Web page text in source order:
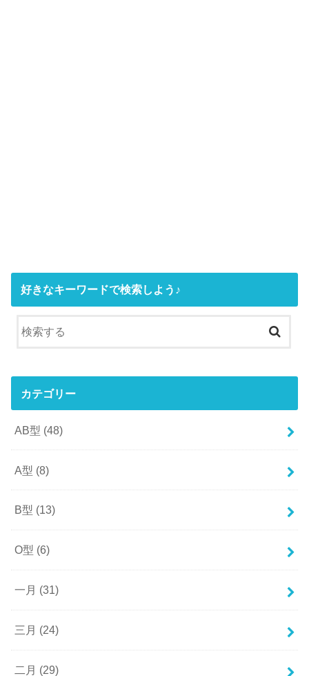
好きなキーワードで検索しよう♪
カテゴリー
AB型 (48)
A型 (8)
B型 (13)
O型 (6)
一月 (31)
三月 (24)
二月 (29)